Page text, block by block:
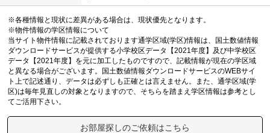
※各種情報と現状に差異がある場合は、現状優先となります。
※物件情報の学区情報について
当サイト物件情報に記載されております通学区域(学区)情報は、国土数値情報
ダウンロードサービスが提供する小学校区データ【2021年度】及び中学校区
データ【2021年度】を元に加工したものですので、記載情報が現在の学区域
と異なる場合がございます。国土数値情報ダウンロードサービスのWEBサイ
ト上で記述通り、データは必ずしも正確とは言えません。また、通学区域(学
区)は毎年見直しの対象となりますので、そちらを踏まえ学区情報は参考とし
てご活用下さい。
お部屋探しのご依頼はこちら